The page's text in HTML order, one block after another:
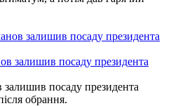
залишив посаду президента
посаду президента
обрання.